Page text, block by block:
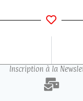
Inscription à la